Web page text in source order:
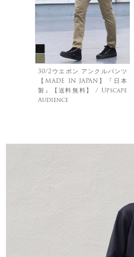
30/2ウエポン アンクルパンツ
【MADE IN JAPAN】『日本
製』【送料無料】 / Upscape
Audience